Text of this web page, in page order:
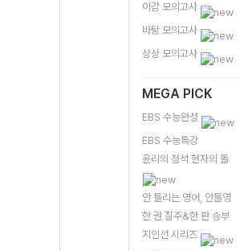
이감 모의고사
바탕 모의고사
상상 모의고사
MEGA PICK
EBS 수능완성
EBS 수능특강
윤리의 정석 현자의 돌
안 틀리는 영어, 안틀영
한 권 질주&한 판 승부
지인선 시리즈